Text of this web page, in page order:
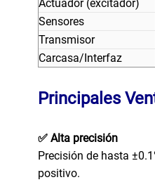
Actuador (excitador)
Sensores
Transmisor
Carcasa/Interfaz
Principales
✅ Alta precisión
Precisión de hasta
positivo.